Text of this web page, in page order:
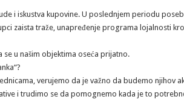
i iskustva kupovine. U poslednjem periodu
zaista traže, unapređenje programa lojalnosti
se u našim objektima oseća prijatno.
verujemo da je važno da budemo njihov
i trudimo se da pomognemo kada je to